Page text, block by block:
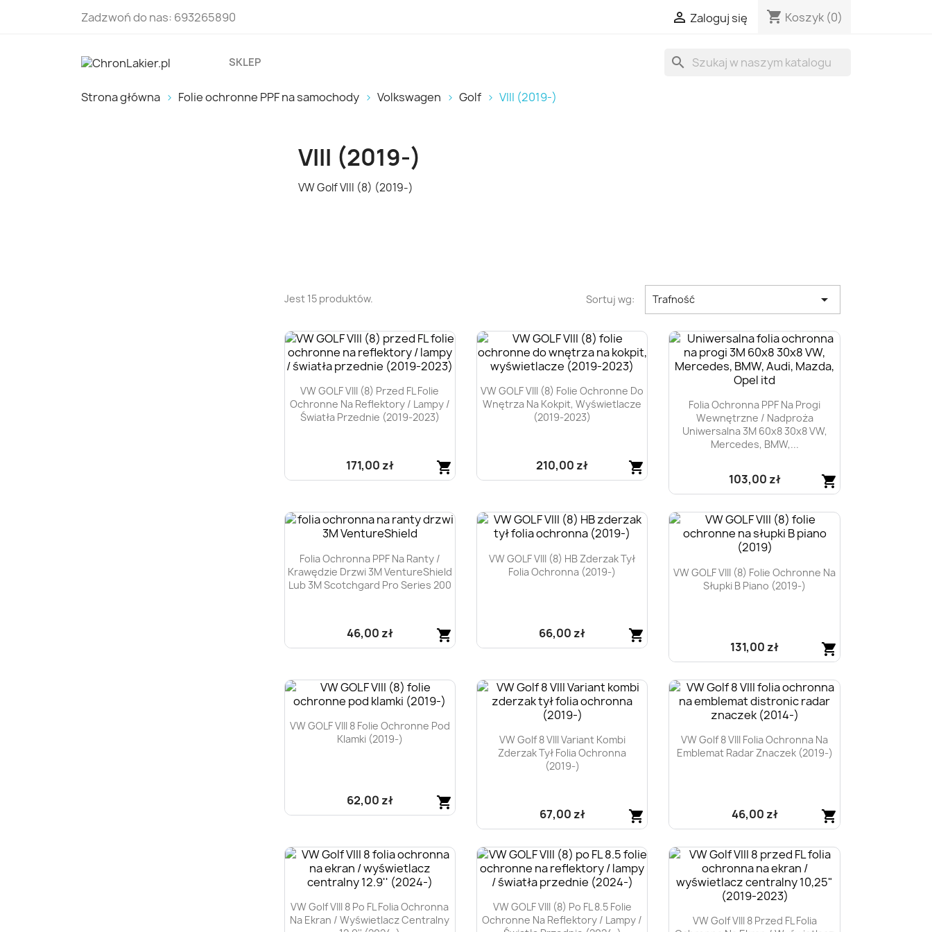
Zadzwoń do nas: 693265890  Zaloguj się shopping_cart Koszyk (0)
SKLEP search
Strona główna Folie ochronne PPF na samochody Volkswagen Golf VIII (2019-)
VIII (2019-)
VW Golf VIII (8) (2019-)
Jest 15 produktów. Sortuj wg: Trafność 
VW GOLF VIII (8) Przed FL Folie
Ochronne Na Reflektory / Lampy /
Światła Przednie (2019-2023)
shopping_cart
171,00 zł
VW GOLF VIII (8) Folie Ochronne Do
Wnętrza Na Kokpit, Wyświetlacze
(2019-2023)
shopping_cart
210,00 zł
Folia Ochronna PPF Na Progi
Wewnętrzne / Nadproża
Uniwersalna 3M 60x8 30x8 VW,
Mercedes, BMW,...
shopping_cart
103,00 zł
Szybki podgląd
Folia Ochronna PPF Na Ranty /
Krawędzie Drzwi 3M VentureShield
Lub 3M Scotchgard Pro Series 200
shopping_cart
46,00 zł
VW GOLF VIII (8) HB Zderzak Tył
Folia Ochronna (2019-)
shopping_cart
66,00 zł
VW GOLF VIII (8) Folie Ochronne Na
Słupki B Piano (2019-)
shopping_cart
131,00 zł

VW GOLF VIII 8 Folie Ochronne Pod
Klamki (2019-)
shopping_cart
62,00 zł
VW Golf 8 VIII Variant Kombi
Zderzak Tył Folia Ochronna
(2019-)
shopping_cart
67,00 zł
Szybki podgląd
VW Golf 8 VIII Folia Ochronna Na
Emblemat Radar Znaczek (2019-)
shopping_cart
46,00 zł
Szybki podgląd
VW Golf VIII 8 Po FL Folia Ochronna
Na Ekran / Wyświetlacz Centralny
VW GOLF VIII (8) Po FL 8.5 Folie
Ochronne Na Reflektory / Lampy /
VW Golf VIII 8 Przed FL Folia